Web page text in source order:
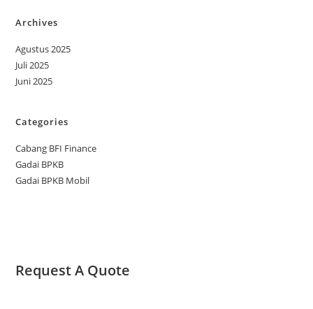
Archives
Agustus 2025
Juli 2025
Juni 2025
Categories
Cabang BFI Finance
Gadai BPKB
Gadai BPKB Mobil
Request A Quote